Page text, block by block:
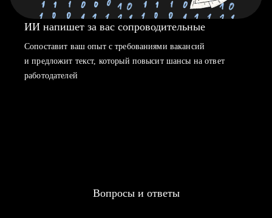
ИИ напишет за вас сопроводительные
Сопоставит ваш опыт с требованиями вакансий
и предложит текст, который повысит шансы на ответ
работодателей
Вопросы и ответы